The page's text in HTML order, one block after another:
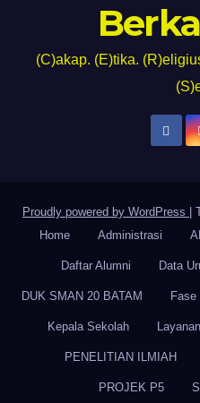
(C)akap. (E)tika.
Proudly powered by WordPress
Home
Administrasi
Daftar Alumni Data
DUK SMAN 20 BATAM Fase
Kepala Sekolah
PENELITIAN ILMIAH
PROJEK P5